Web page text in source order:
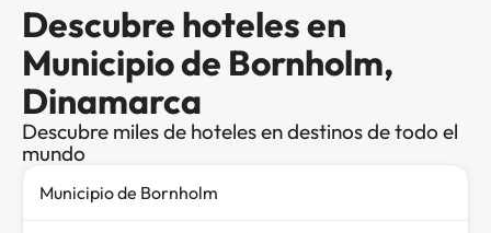
Descubre hoteles en
Municipio de Bornholm,
Dinamarca
Descubre miles de hoteles en destinos de todo el
mundo